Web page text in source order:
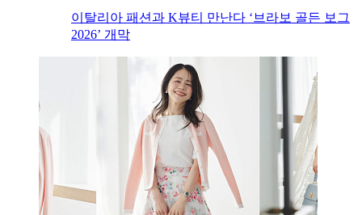
이탈리아 패션과 K뷰티 만난다 ‘브라보 골든 보그
2026’ 개막